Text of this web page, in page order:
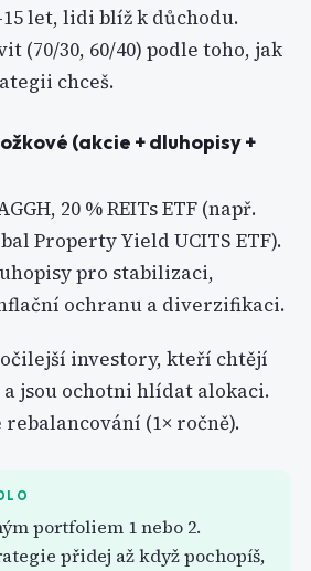
let, lidi blíž k důchodu.
(70/30, 60/40) podle toho, jak
chceš.
(akcie + dluhopisy +
20 % REITs ETF (např.
Property Yield UCITS ETF).
pro stabilizaci,
ochranu a diverzifikaci.
investory, kteří chtějí
jsou ochotni hlídat alokaci.
rebalancování (1× ročně).
portfoliem 1 nebo 2.
přidej až když pochopíš,